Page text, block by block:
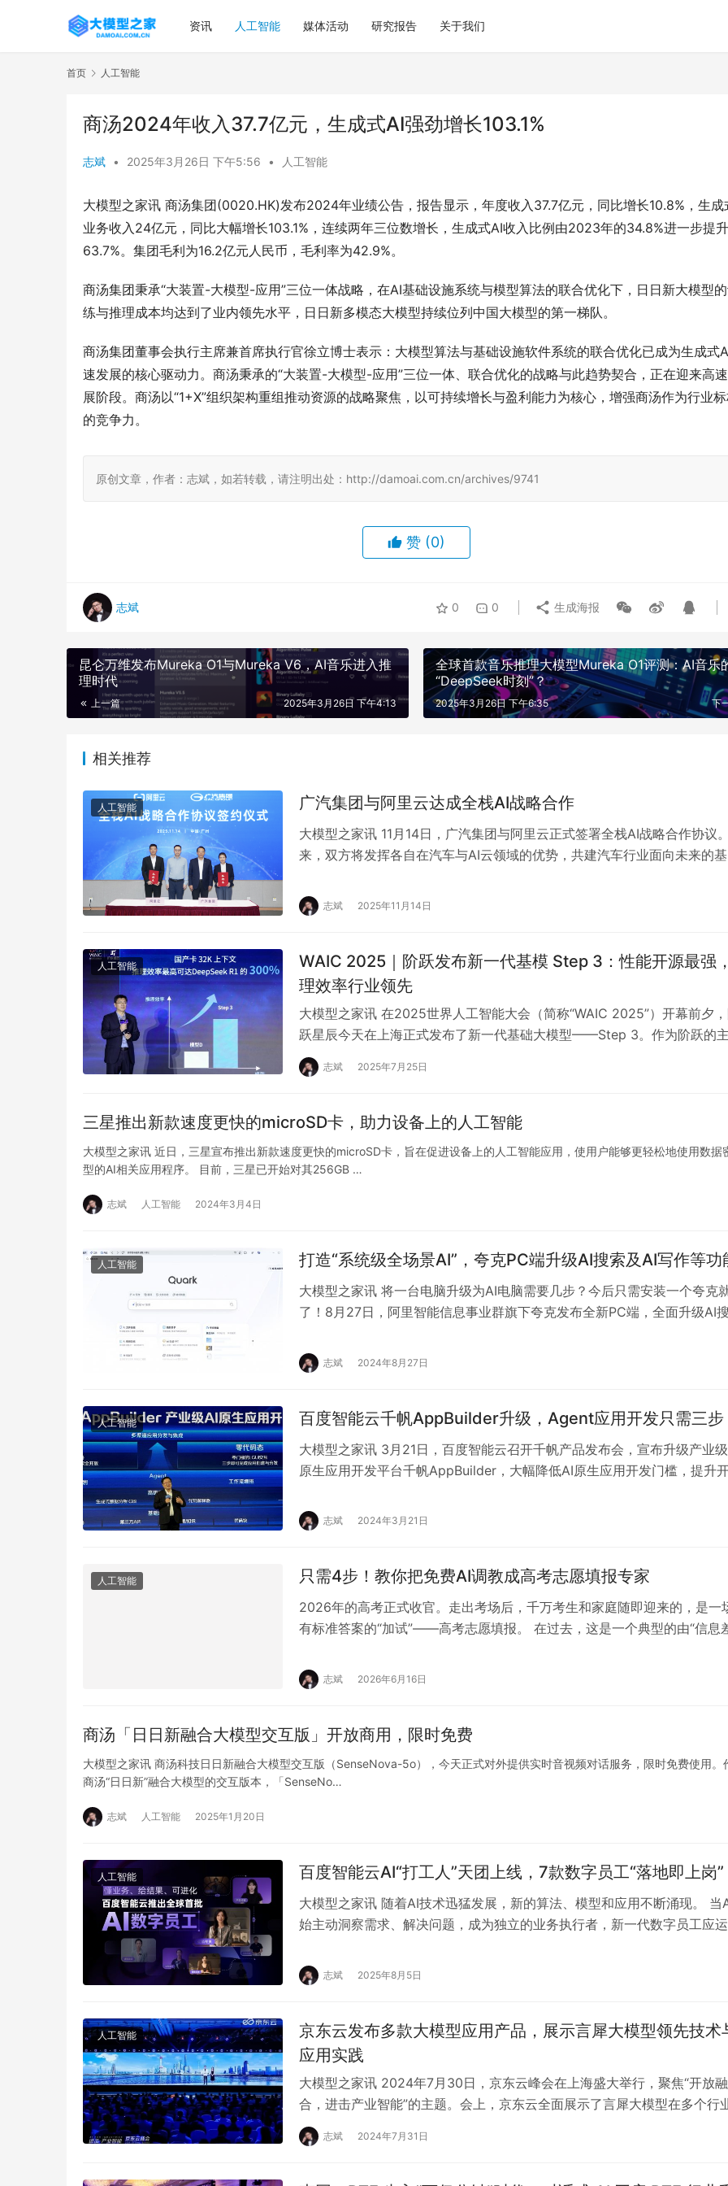
资讯 人工智能 媒体活动 研究报告 关于我们
首页 人工智能
商汤2024年收入37.7亿元，生成式AI强劲增长103.1%
志斌 • 2025年3月26日 下午5:56 • 人工智能
大模型之家讯 商汤集团(0020.HK)发布2024年业绩公告，报告显示，年度收入37.7亿元，同比增长10.8%，生成
业务收入24亿元，同比大幅增长103.1%，连续两年三位数增长，生成式AI收入比例由2023年的34.8%进一步提
63.7%。集团毛利为16.2亿元人民币，毛利率为42.9%。
商汤集团秉承“大装置-大模型-应用”三位一体战略，在AI基础设施系统与模型算法的联合优化下，日日新大模型的
练与推理成本均达到了业内领先水平，日日新多模态大模型持续位列中国大模型的第一梯队。
商汤集团董事会执行主席兼首席执行官徐立博士表示：大模型算法与基础设施软件系统的联合优化已成为生成式
速发展的核心驱动力。商汤秉承的“大装置-大模型-应用”三位一体、联合优化的战略与此趋势契合，正在迎来高
展阶段。商汤以“1+X”组织架构重组推动资源的战略聚焦，以可持续增长与盈利能力为核心，增强商汤作为行业
的竞争力。
原创文章，作者：志斌，如若转载，请注明出处：http://damoai.com.cn/archives/9741
赞 (0)
志斌 0 0 生成海报
昆仑万维发布Mureka O1与Mureka V6，AI音乐进入推
理时代
上一篇 2025年3月26日 下午4:13
全球首款音乐推理大模型Mureka O1评测：AI音乐
“DeepSeek时刻”？
下
2025年3月26日 下午6:35
相关推荐
人工智能 广汽集团与阿里云达成全栈AI战略合作
大模型之家讯 11月14日，广汽集团与阿里云正式签署全栈AI战略合作协议
来，双方将发挥各自在汽车与AI云领域的优势，共建汽车行业面向未来的基
志斌 2025年11月14日
人工智能
WAIC 2025｜阶跃发布新一代基模 Step 3：性能开源最强
理效率行业领先
大模型之家讯 在2025世界人工智能大会（简称“WAIC 2025”）开幕前夕
跃星辰今天在上海正式发布了新一代基础大模型——Step 3。作为阶跃的
基座模型，Step 3兼…
志斌 2025年7月25日
三星推出新款速度更快的microSD卡，助力设备上的人工智能
大模型之家讯 近日，三星宣布推出新款速度更快的microSD卡，旨在促进设备上的人工智能应用，使用户能够更轻松地使用数据
型的AI相关应用程序。 目前，三星已开始对其256GB …
志斌 人工智能 2024年3月4日
人工智能 打造“系统级全场景AI”，夸克PC端升级AI搜索及AI写作等功
大模型之家讯 将一台电脑升级为AI电脑需要几步？今后只需安装一个夸克
了！8月27日，阿里智能信息事业群旗下夸克发布全新PC端，全面升级AI搜
志斌 2024年8月27日
人工智能 百度智能云千帆AppBuilder升级，Agent应用开发只需三步
大模型之家讯 3月21日，百度智能云召开千帆产品发布会，宣布升级产业
原生应用开发平台千帆AppBuilder，大幅降低AI原生应用开发门槛，提升
志斌 2024年3月21日
人工智能 只需4步！教你把免费AI调教成高考志愿填报专家
2026年的高考正式收官。走出考场后，千万考生和家庭随即迎来的，是一
有标准答案的“加试”——高考志愿填报。 在过去，这是一个典型的由“信息
志斌 2026年6月16日
商汤「日日新融合大模型交互版」开放商用，限时免费
大模型之家讯 商汤科技日日新融合大模型交互版（SenseNova-5o），今天正式对外提供实时音视频对话服务，限时免费使用。
商汤“日日新”融合大模型的交互版本，「SenseNo…
志斌 人工智能 2025年1月20日
人工智能 百度智能云AI“打工人”天团上线，7款数字员工“落地即上岗”
大模型之家讯 随着AI技术迅猛发展，新的算法、模型和应用不断涌现。 当
始主动洞察需求、解决问题，成为独立的业务执行者，新一代数字员工应运
志斌 2025年8月5日
人工智能
京东云发布多款大模型应用产品，展示言犀大模型领先技术
应用实践
大模型之家讯 2024年7月30日，京东云峰会在上海盛大举行，聚焦“开放融
合，进击产业智能”的主题。会上，京东云全面展示了言犀大模型在多个行
领先技术与应用实践，并重磅发布了京东…
志斌 2024年7月31日